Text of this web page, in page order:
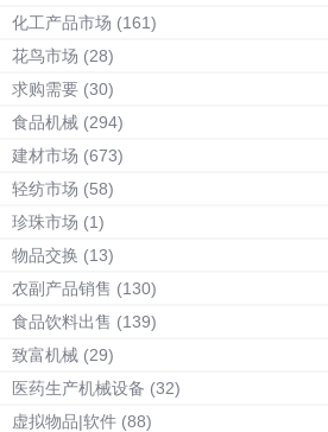
化工产品市场 (161)
花鸟市场 (28)
求购需要 (30)
食品机械 (294)
建材市场 (673)
轻纺市场 (58)
珍珠市场 (1)
物品交换 (13)
农副产品销售 (130)
食品饮料出售 (139)
致富机械 (29)
医药生产机械设备 (32)
虚拟物品|软件 (88)